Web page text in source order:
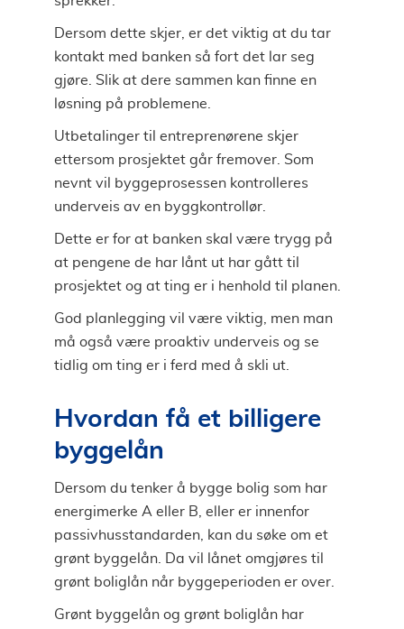
Dersom dette skjer, er det viktig at du tar
kontakt med banken så fort det lar seg
gjøre. Slik at dere sammen kan finne en
løsning på problemene.
Utbetalinger til entreprenørene skjer
ettersom prosjektet går fremover. Som
nevnt vil byggeprosessen kontrolleres
underveis av en byggkontrollør.
Dette er for at banken skal være trygg på
at pengene de har lånt ut har gått til
prosjektet og at ting er i henhold til planen.
God planlegging vil være viktig, men man
må også være proaktiv underveis og se
tidlig om ting er i ferd med å skli ut.
Hvordan få et billigere
byggelån
Dersom du tenker å bygge bolig som har
energimerke A eller B, eller er innenfor
passivhusstandarden, kan du søke om et
grønt byggelån. Da vil lånet omgjøres til
grønt boliglån når byggeperioden er over.
Grønt byggelån og grønt boliglån har